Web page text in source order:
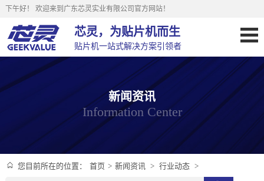
下午好！ 欢迎来到广东芯灵实业有限公司官方网站！
芯灵，为贴片机而生
贴片机一站式解决方案引领者
新闻资讯
Information Center
您目前所在的位置： 首页 > 新闻资讯 > 行业动态 >